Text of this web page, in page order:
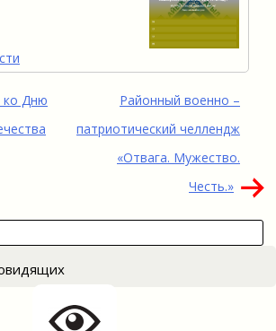
ко Дню
Районный военно –
патриотический челлендж
«Отвага. Мужество.
Честь.»